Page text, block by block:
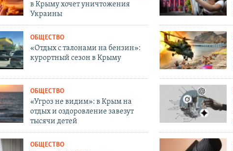
в Крыму хочет уничтожения
Украины
ОБЩЕСТВО
«Отдых с талонами на бензин»:
курортный сезон в Крыму
ОБЩЕСТВО
«Угроз не видим»: в Крым на
отдых и оздоровление завезут
тысячи детей
ОБЩЕСТВО